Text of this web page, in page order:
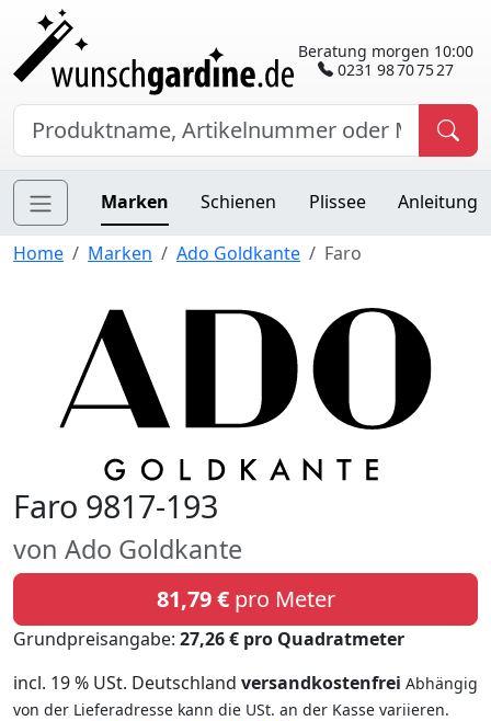
Beratung morgen 10:00
0231 98 70 75 27
Marken Schienen Plissee Anleitung
Home Marken Ado Goldkante Faro
Faro 9817-193
von Ado Goldkante
81,79 €pro Meter
Grundpreisangabe: 27,26 € pro Quadratmeter
incl. 19 % USt. Deutschland versandkostenfrei Abhängig
von der Lieferadresse kann die USt. an der Kasse variieren.